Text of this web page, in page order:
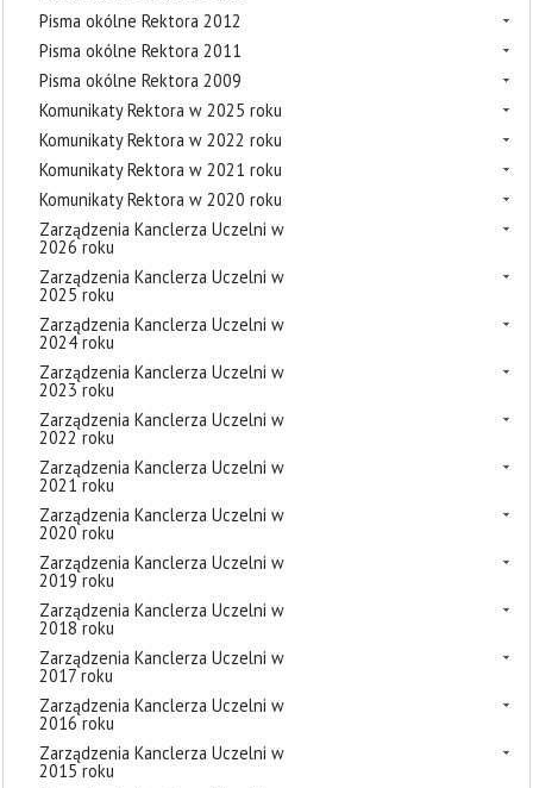
Pisma okólne Rektora 2012
Pisma okólne Rektora 2011
Pisma okólne Rektora 2009
Komunikaty Rektora w 2025 roku
Komunikaty Rektora w 2022 roku
Komunikaty Rektora w 2021 roku
Komunikaty Rektora w 2020 roku
Zarządzenia Kanclerza Uczelni w
2026 roku
Zarządzenia Kanclerza Uczelni w
2025 roku
Zarządzenia Kanclerza Uczelni w
2024 roku
Zarządzenia Kanclerza Uczelni w
2023 roku
Zarządzenia Kanclerza Uczelni w
2022 roku
Zarządzenia Kanclerza Uczelni w
2021 roku
Zarządzenia Kanclerza Uczelni w
2020 roku
Zarządzenia Kanclerza Uczelni w
2019 roku
Zarządzenia Kanclerza Uczelni w
2018 roku
Zarządzenia Kanclerza Uczelni w
2017 roku
Zarządzenia Kanclerza Uczelni w
2016 roku
Zarządzenia Kanclerza Uczelni w
2015 roku